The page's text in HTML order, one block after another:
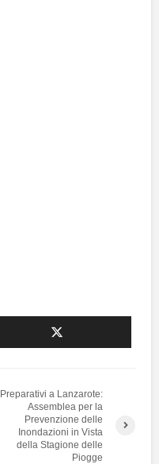
Preparativi a Lanzarote:
Assemblea per la
Prevenzione delle
Inondazioni in Vista
della Stagione delle
Piogge